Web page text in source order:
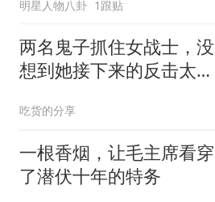
明星人物八卦 1跟贴
两名鬼子抓住女战士，没
想到她接下来的反击太解
吃货的分享
一根香烟，让毛主席看穿
了潜伏十年的特务